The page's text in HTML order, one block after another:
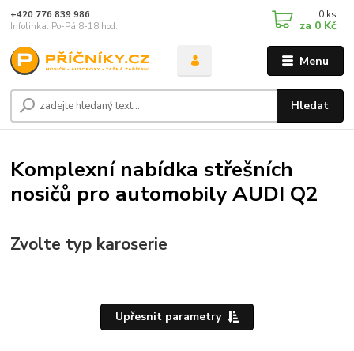
Menu
Hledat
+420 776 839 986
Infolinka: Po-Pá 8-18 hod.
0 ks
za 0 Kč
Komplexní nabídka střešních
nosičů pro automobily AUDI Q2
Zvolte typ karoserie
Upřesnit parametry